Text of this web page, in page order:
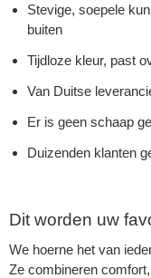
Stevige, soepele
buiten
Tijdloze kleur, past
Van Duitse
Er is geen schaap
Duizenden klanten
Dit worden uw
We hoerne het van
Ze combineren